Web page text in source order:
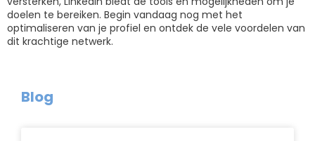
doelen te bereiken. Begin vandaag nog met het
optimaliseren van je profiel en ontdek de vele voordelen van
dit krachtige netwerk.
Blog